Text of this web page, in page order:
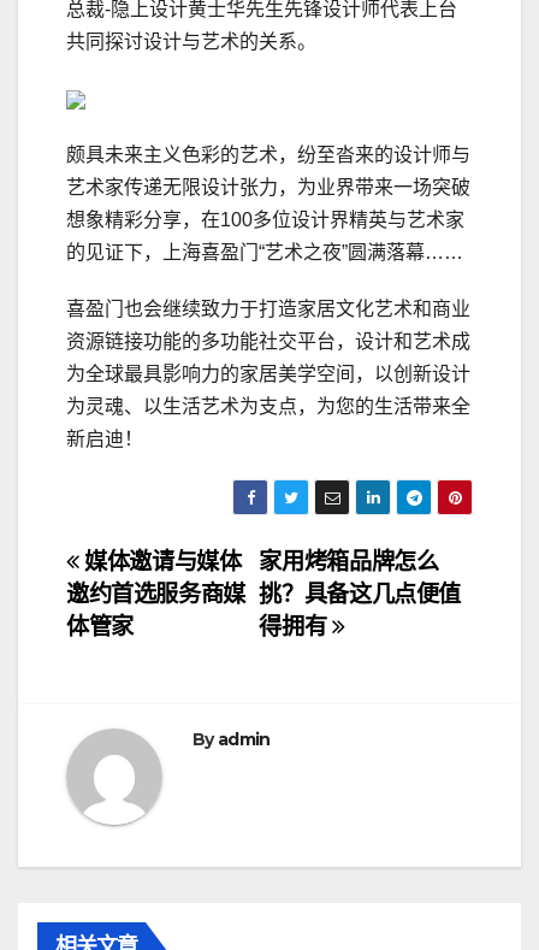
总裁-隐上设计黄士华先生先锋设计师代表上台
共同探讨设计与艺术的关系。
颇具未来主义色彩的艺术，纷至沓来的设计师与
艺术家传递无限设计张力，为业界带来一场突破
想象精彩分享，在100多位设计界精英与艺术家
的见证下，上海喜盈门“艺术之夜”圆满落幕……
喜盈门也会继续致力于打造家居文化艺术和商业
资源链接功能的多功能社交平台，设计和艺术成
为全球最具影响力的家居美学空间，以创新设计
为灵魂、以生活艺术为支点，为您的生活带来全
新启迪！
文
章
航
家用烤箱品牌怎么
挑？具备这几点便值
得拥有
媒体邀请与媒体
邀约首选服务商媒
体管家
Byadmin